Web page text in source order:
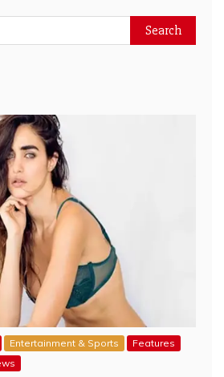
Entertainment & Sports
Features